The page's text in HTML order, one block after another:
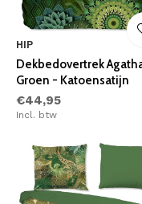
HIP
Dekbedovertrek
Groen - Katoensatijn
€44,95
Incl. btw